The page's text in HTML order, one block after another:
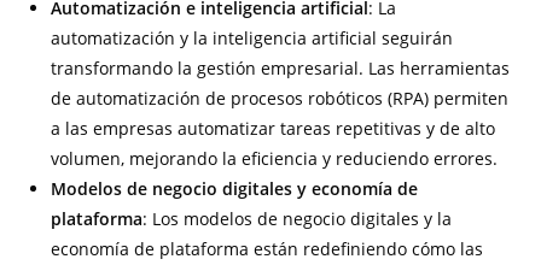
Automatización e inteligencia artificial: La
automatización y la inteligencia artificial seguirán
transformando la gestión empresarial. Las herramientas
de automatización de procesos robóticos (RPA) permiten
a las empresas automatizar tareas repetitivas y de alto
volumen, mejorando la eficiencia y reduciendo errores.
Modelos de negocio digitales y economía de
plataforma: Los modelos de negocio digitales y la
economía de plataforma están redefiniendo cómo las